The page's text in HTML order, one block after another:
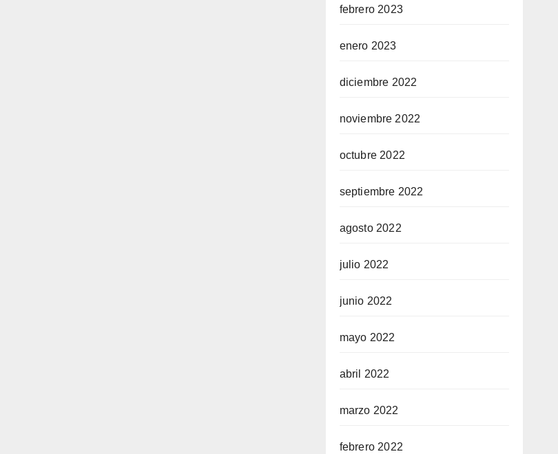
febrero 2023
enero 2023
diciembre 2022
noviembre 2022
octubre 2022
septiembre 2022
agosto 2022
julio 2022
junio 2022
mayo 2022
abril 2022
marzo 2022
febrero 2022